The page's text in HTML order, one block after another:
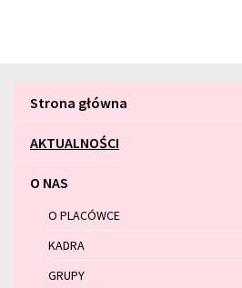
Menu
Strona główna
AKTUALNOŚCI
O NAS
O PLACÓWCE
KADRA
GRUPY